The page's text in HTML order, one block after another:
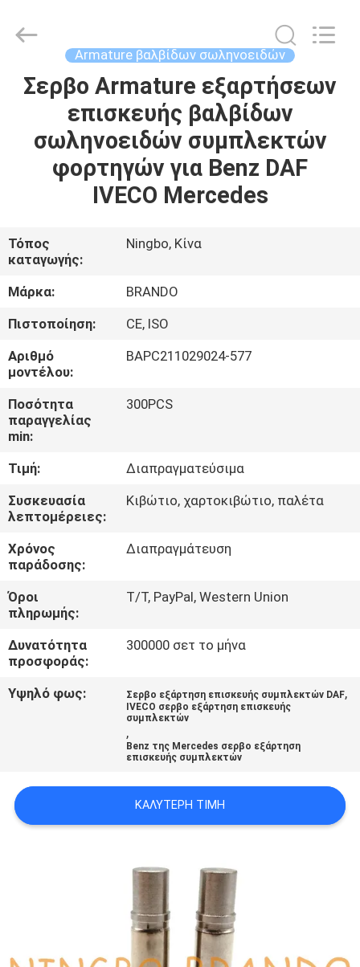
ΣΠΊΤΙ
ΠΡΟΪΌΝΤΑ
ΣΧΕΤΙΚΆ
ΕΜΆΣ
ΕΠΙΣΚΈΨΕΙΣ
ΣΤΟ
ΕΡΓΟΣΤΆΣΙΟ
ΈΛΕΓΧΟΣ
ΠΟΙΌΤΗΤΑΣ
ΕΠΙΚΟΙΝΩΝΉΣΤΕ
ΜΑΖΊ
ΜΙΑ
ΠΡΟΣΦΟΡΆ
COMPANY
ΠΟΛΙΤΙΚΉ
Reserved.
Armature βαλβίδων σωληνοειδών
Σερβο Armature εξαρτήσεων
επισκευής βαλβίδων
σωληνοειδών συμπλεκτών
φορτηγών για Benz DAF
IVECO Mercedes
Τόπος
καταγωγής:
Ningbo, Κίνα
Μάρκα:
BRANDO
Πιστοποίηση:
CE, ISO
Αριθμό
μοντέλου:
BAPC211029024-577
Ποσότητα
παραγγελίας
min:
300PCS
Τιμή:
Διαπραγματεύσιμα
Συσκευασία
λεπτομέρειες:
Κιβώτιο, χαρτοκιβώτιο, παλέτα
Χρόνος
παράδοσης:
Διαπραγμάτευση
Όροι
πληρωμής:
T/T, PayPal, Western Union
Δυνατότητα
προσφοράς:
300000 σετ το μήνα
Υψηλό φως: Σερβο εξάρτηση επισκευής συμπλεκτών DAF,
IVECO σερβο εξάρτηση επισκευής
συμπλεκτών
,
Benz της Mercedes σερβο εξάρτηση
επισκευής συμπλεκτών
ΚΑΛΎΤΕΡΗ ΤΙΜΉ